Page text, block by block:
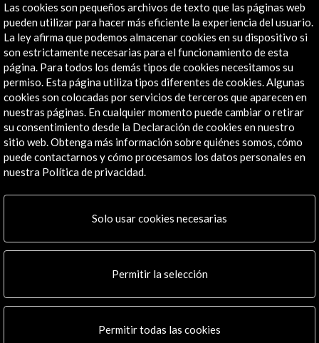
28003 Madrid, España
Canales de contacto
Explora
Institucional
Actividades
Programa PICE
Residencias
Noticias
Boletín digital
Conecta
Las cookies son pequeños archivos de texto que las páginas web
pueden utilizar para hacer más eficiente la experiencia del usuario.
La ley afirma que podemos almacenar cookies en su dispositivo si
son estrictamente necesarias para el funcionamiento de esta
página. Para todos los demás tipos de cookies necesitamos su
permiso. Esta página utiliza tipos diferentes de cookies. Algunas
cookies son colocadas por servicios de terceros que aparecen en
nuestras páginas. En cualquier momento puede cambiar o retirar
su consentimiento desde la Declaración de cookies en nuestro
sitio web. Obtenga más información sobre quiénes somos, cómo
puede contactarnos y cómo procesamos los datos personales en
nuestra Política de privacidad.
Solo usar cookies necesarias
Permitir la selección
Permitir todas las cookies